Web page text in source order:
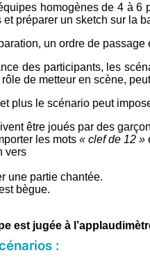
homogènes de 4 à
préparer un sketch sur la
un ordre de
des participants, les
de metteur en scène,
plus le scénario peut
être joués par des
les mots « clef de 12 »
vers
une partie chantée.
bègue.
est jugée à
: